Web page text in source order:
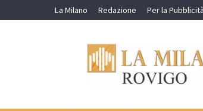
to
La Milano Redazione Per la Pubblicità